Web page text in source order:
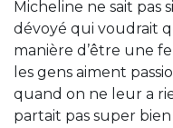
Micheline ne sait pas
dévoyé qui voudrait
manière d’être une
les gens aiment
quand on ne leur a
partait pas super bien